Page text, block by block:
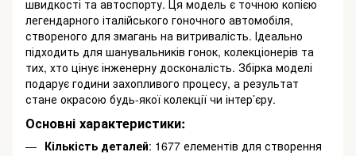
швидкості та автоспорту. Ця модель є точною копією
легендарного італійського гоночного автомобіля,
створеного для змагань на витривалість. Ідеально
підходить для шанувальників гонок, колекціонерів та
тих, хто цінує інженерну досконалість. Збірка моделі
подарує години захопливого процесу, а результат
стане окрасою будь-якої колекції чи інтер’єру.
Основні характеристики:
Кількість деталей: 1677 елементів для створення